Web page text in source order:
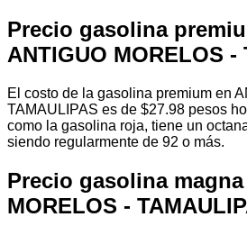
Precio gasolina
ANTIGUO MORELOS -
El costo de la gasolina premium en
TAMAULIPAS es de $27.98 pesos
como la gasolina roja, tiene un
siendo regularmente de 92 o más.
Precio gasolina magna
MORELOS -